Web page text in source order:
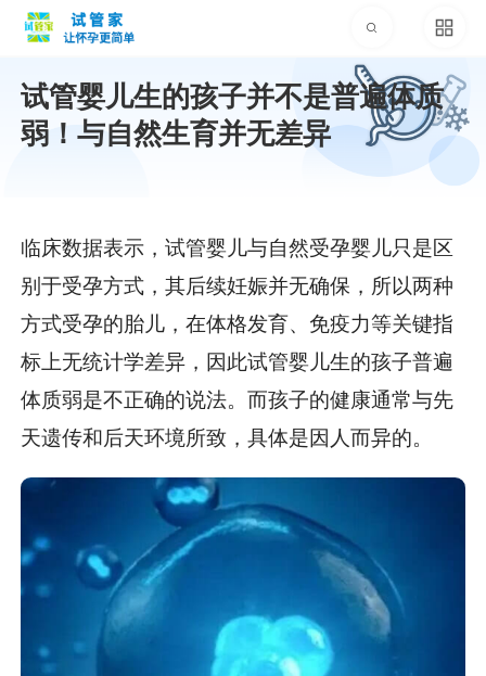
试管婴儿生的孩子并不是普遍体质
弱！与自然生育并无差异
临床数据表示，试管婴儿与自然受孕婴儿只是区
别于受孕方式，其后续妊娠并无确保，所以两种
方式受孕的胎儿，在体格发育、免疫力等关键指
标上无统计学差异，因此试管婴儿生的孩子普遍
体质弱是不正确的说法。而孩子的健康通常与先
天遗传和后天环境所致，具体是因人而异的。